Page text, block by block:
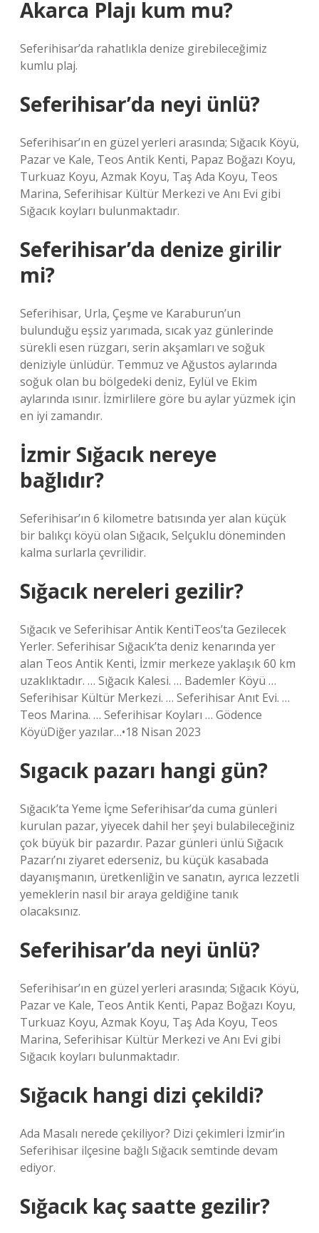
Akarca Plajı kum mu?
Seferihisar’da rahatlıkla denize girebileceğimiz
kumlu plaj.
Seferihisar’da neyi ünlü?
Seferihisar’ın en güzel yerleri arasında; Sığacık Köyü,
Pazar ve Kale, Teos Antik Kenti, Papaz Boğazı Koyu,
Turkuaz Koyu, Azmak Koyu, Taş Ada Koyu, Teos
Marina, Seferihisar Kültür Merkezi ve Anı Evi gibi
Sığacık koyları bulunmaktadır.
Seferihisar’da denize girilir
mi?
Seferihisar, Urla, Çeşme ve Karaburun’un
bulunduğu eşsiz yarımada, sıcak yaz günlerinde
sürekli esen rüzgarı, serin akşamları ve soğuk
deniziyle ünlüdür. Temmuz ve Ağustos aylarında
soğuk olan bu bölgedeki deniz, Eylül ve Ekim
aylarında ısınır. İzmirlilere göre bu aylar yüzmek için
en iyi zamandır.
İzmir Sığacık nereye
bağlıdır?
Seferihisar’ın 6 kilometre batısında yer alan küçük
bir balıkçı köyü olan Sığacık, Selçuklu döneminden
kalma surlarla çevrilidir.
Sığacık nereleri gezilir?
Sığacık ve Seferihisar Antik KentiTeos’ta Gezilecek
Yerler. Seferihisar Sığacık’ta deniz kenarında yer
alan Teos Antik Kenti, İzmir merkeze yaklaşık 60 km
uzaklıktadır. … Sığacık Kalesi. … Bademler Köyü …
Seferihisar Kültür Merkezi. … Seferihisar Anıt Evi. …
Teos Marina. … Seferihisar Koyları … Gödence
KöyüDiğer yazılar…•18 Nisan 2023
Sıgacık pazarı hangi gün?
Sığacık’ta Yeme İçme Seferihisar’da cuma günleri
kurulan pazar, yiyecek dahil her şeyi bulabileceğiniz
çok büyük bir pazardır. Pazar günleri ünlü Sığacık
Pazarı’nı ziyaret ederseniz, bu küçük kasabada
dayanışmanın, üretkenliğin ve sanatın, ayrıca lezzetli
yemeklerin nasıl bir araya geldiğine tanık
olacaksınız.
Seferihisar’da neyi ünlü?
Seferihisar’ın en güzel yerleri arasında; Sığacık Köyü,
Pazar ve Kale, Teos Antik Kenti, Papaz Boğazı Koyu,
Turkuaz Koyu, Azmak Koyu, Taş Ada Koyu, Teos
Marina, Seferihisar Kültür Merkezi ve Anı Evi gibi
Sığacık koyları bulunmaktadır.
Sığacık hangi dizi çekildi?
Ada Masalı nerede çekiliyor? Dizi çekimleri İzmir’in
Seferihisar ilçesine bağlı Sığacık semtinde devam
ediyor.
Sığacık kaç saatte gezilir?